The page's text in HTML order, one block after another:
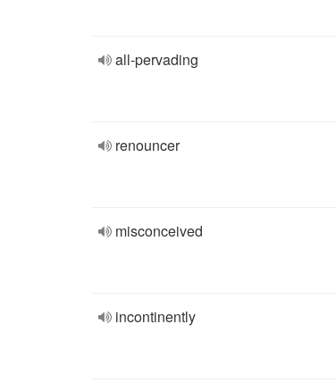
all-pervading
renouncer
misconceived
incontinently